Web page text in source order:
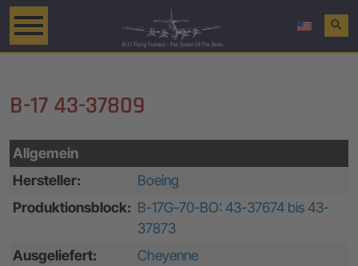
search
B-17 43-37809
Allgemein
Hersteller:
Boeing
Produktionsblock: B-17G-70-BO: 43-37674 bis 43-
37873
Ausgeliefert:
Cheyenne